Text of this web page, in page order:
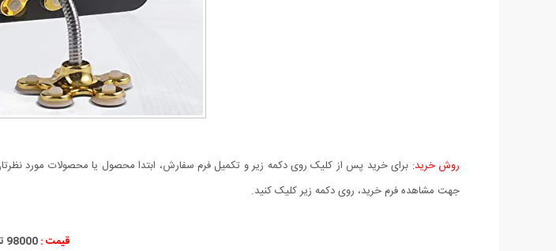
روش خرید: برای خرید پس از کلیک روی دکمه زیر و تکمیل فرم سفارش، ابتدا محصول یا محصولات مورد
جهت مشاهده فرم خرید، روی دکمه زیر کلیک کنید.
قیمت :98000 تومان